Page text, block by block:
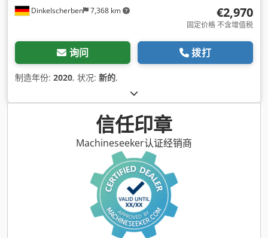
Dinkelscherben 7,368 km €2,970
固定价格 不含增值税
询问 拨打
制造年份: 2020, 状况: 新的,
信任印章
Machineseeker认证经销商